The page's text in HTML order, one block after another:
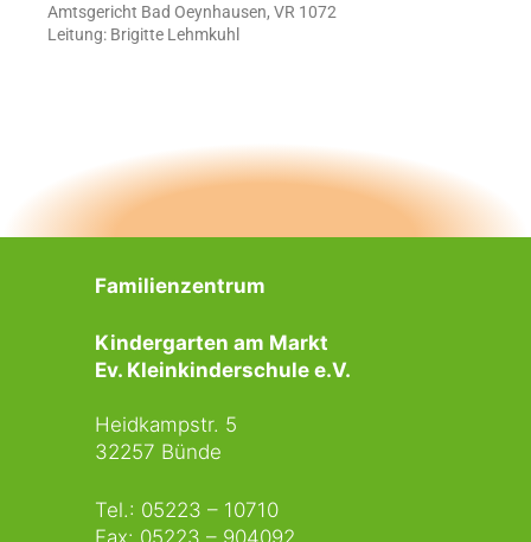
Amtsgericht Bad Oeynhausen, VR 1072
Leitung: Brigitte Lehmkuhl
Familienzentrum
Kindergarten am Markt
Ev. Kleinkinderschule e.V.
Heidkampstr. 5
32257 Bünde
Tel.: 05223 – 10710
Fax: 05223 – 904092